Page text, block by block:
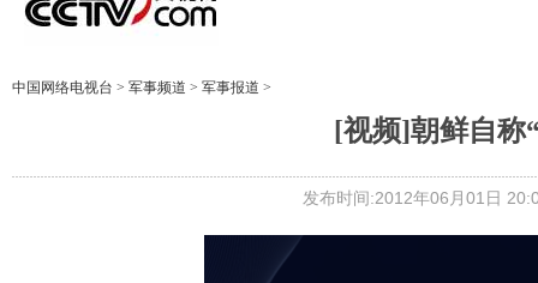
中国网络电视台 > 军事频道 > 军事报道 >
[视频]朝鲜自称
发布时间:2012年06月01日